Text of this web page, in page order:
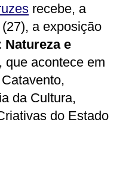
recebe, a
a exposição
Natureza e
, que acontece em
da Cultura,
do Estado